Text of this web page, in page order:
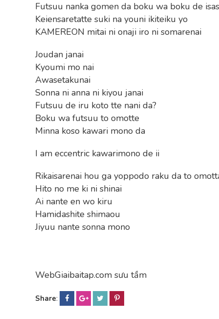
Futsuu nanka gomen da boku wa boku de
Keiensaretatte suki na youni ikiteiku yo
KAMEREON mitai ni onaji iro ni somarenai
Joudan janai
Kyoumi mo nai
Awasetakunai
Sonna ni anna ni kiyou janai
Futsuu de iru koto tte nani da?
Boku wa futsuu to omotte
Minna koso kawari mono da
I am eccentric kawarimono de ii
Rikaisarenai hou ga yoppodo raku da to
Hito no me ki ni shinai
Ai nante en wo kiru
Hamidashite shimaou
Jiyuu nante sonna mono
WebGiaibaitap.com sưu tầm
Share: